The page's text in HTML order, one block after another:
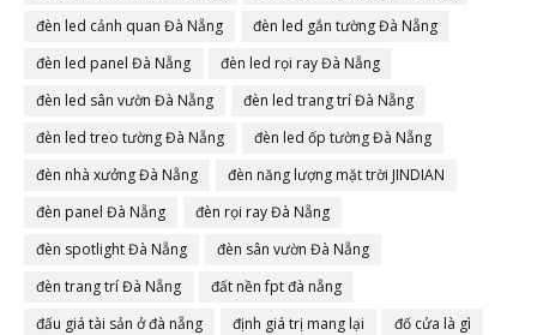
đèn led cảnh quan Đà Nẵng
đèn led gắn tường Đà Nẵng
đèn led panel Đà Nẵng
đèn led rọi ray Đà Nẵng
đèn led sân vườn Đà Nẵng
đèn led trang trí Đà Nẵng
đèn led treo tường Đà Nẵng
đèn led ốp tường Đà Nẵng
đèn nhà xưởng Đà Nẵng
đèn năng lượng mặt trời JINDIAN
đèn panel Đà Nẵng
đèn rọi ray Đà Nẵng
đèn spotlight Đà Nẵng
đèn sân vườn Đà Nẵng
đèn trang trí Đà Nẵng
đất nền fpt đà nẵng
đấu giá tài sản ở đà nẵng
định giá trị mang lại
đố cửa là gì